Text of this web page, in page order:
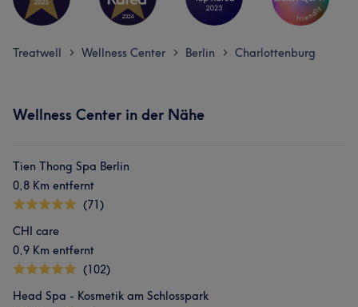
Treatwell > Wellness Center > Berlin > Charlottenburg
Wellness Center in der Nähe
Tien Thong Spa Berlin
0,8 Km entfernt
(71)
CHI care
0,9 Km entfernt
(102)
Head Spa - Kosmetik am Schlosspark